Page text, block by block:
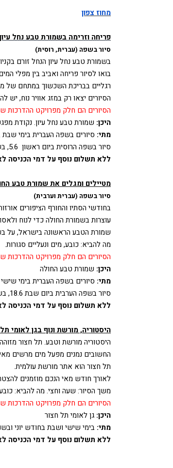
מחוז צפון
פריחה וזרימה בשמורת טבע נחל עיון
סיור בשפה (עברית, רוסית)
בשמורת טבע נחל עיון הנחל זורם
בואו לסיור פריחה ואביב בין מפלי
רגליים בבריכת השכשוך במתחם של
הסיורים יצאו רק במזג אוויר נוח, יש
הסיורים הם חלק מפרויקט ההדרכות
היכן: שמורת טבע נחל עיון. נקודת
מתי: סיורים בשפה העברית בימי שבת בחודש יוני
סיור בשפה הרוסית ביום ראשון 5.6, בשעה 10:30
ללא תשלום נוסף על דמי הכניסה
מטיילים ומגלים את שמורת טבע
סיור בשפה (עברית וערבית)
בחודשי הסתיו והחורף הציפורים
עוצרות בשמורת החולה כדי לנוח
שמורת הטבע הראשונה בישראל, על
מה להביא: כובע, מים ונעליים סגורות.
הסיורים הם חלק מפרויקט ההדרכות
היכן: שמורת טבע החולה
מתי: סיורים בשפה העברית בימי שישי ושבת בחודש
סיור בשפה הערבית ביום שבת 18.6, בשעה 11:00
ללא תשלום נוסף על דמי הכניסה
היסטוריה, מורשת ונוף בגן לאומי
היסטוריה מורשת וטבע. תל חצור
החשובים נמנים מפעל מים מרשים
תל חצור הוא אתר מורשת עולמית.
לאורך חודש מאי הנכם מוזמנים
משך הסיור: שעה וחצי. מה להביא:
הסיורים הם חלק מפרויקט ההדרכות
היכן: גן לאומי תל חצור
מתי: בימי שישי ושבת בחודש יוני ובשני 6.6 (שבועות), בשעות 10:00,
ללא תשלום נוסף על דמי הכניסה